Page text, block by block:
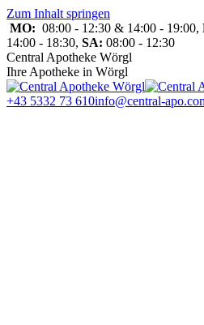
Zum Inhalt springen
MO: 08:00 - 12:30 & 14:00 - 19:00,
14:00 - 18:30, SA: 08:00 - 12:30
Central Apotheke Wörgl
Ihre Apotheke in Wörgl
+43 5332 73 610info@central-